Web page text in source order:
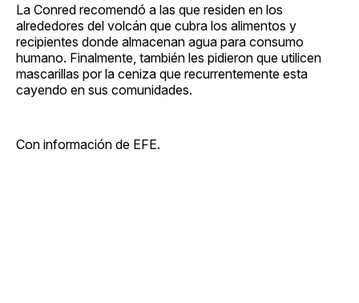
La Conred recomendó a las que residen en los
alrededores del volcán que cubra los alimentos y
recipientes donde almacenan agua para consumo
humano. Finalmente, también les pidieron que utilicen
mascarillas por la ceniza que recurrentemente esta
cayendo en sus comunidades.
Con información de EFE.